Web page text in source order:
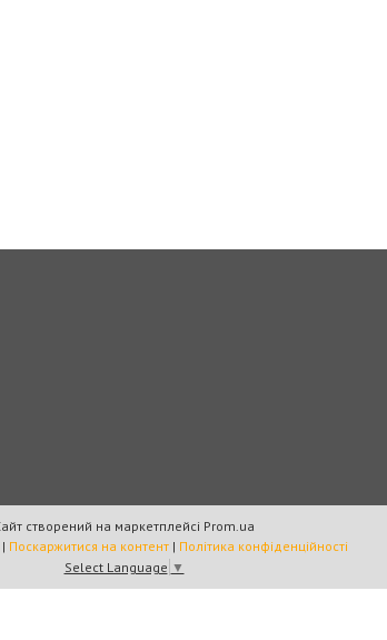
створений на маркетплейсі Prom.ua
Food Production | Поскаржитися на контент | Політика конфіденційності
Select Language ▼